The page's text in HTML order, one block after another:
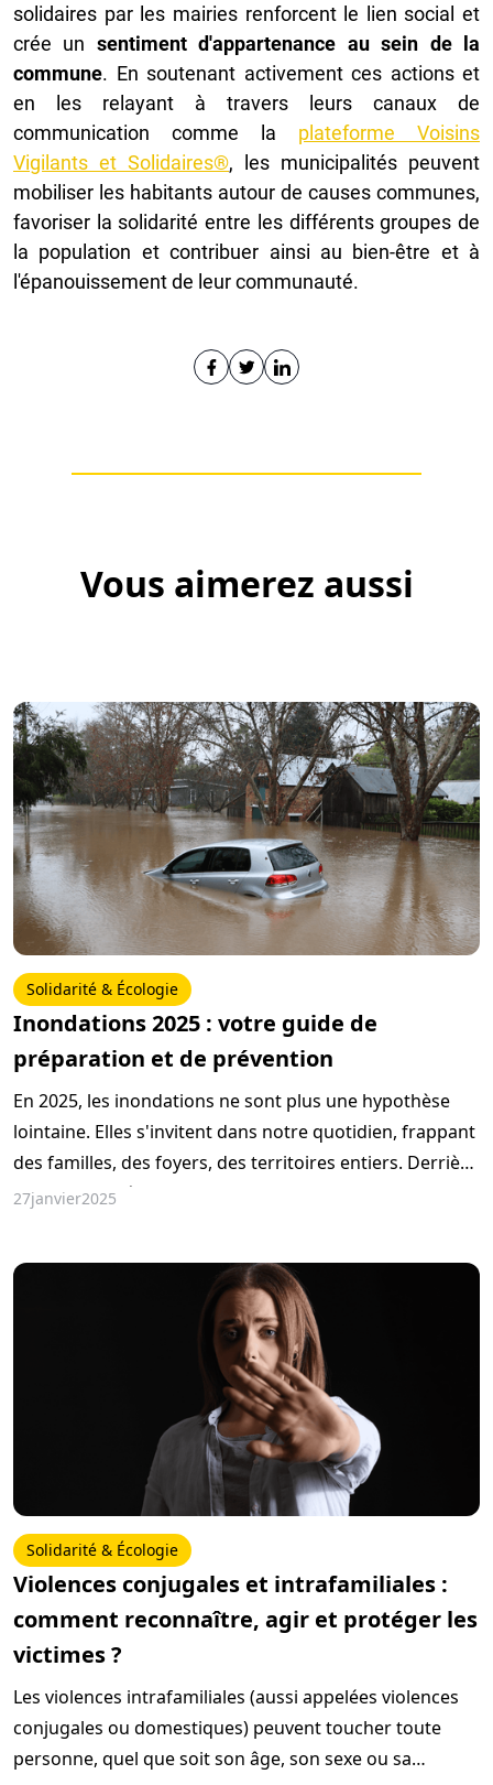
solidaires par les mairies renforcent le lien social et
crée un sentiment d'appartenance au sein de la
commune. En soutenant activement ces actions et
en les relayant à travers leurs canaux de
communication comme la plateforme Voisins
Vigilants et Solidaires®, les municipalités peuvent
mobiliser les habitants autour de causes communes,
favoriser la solidarité entre les différents groupes de
la population et contribuer ainsi au bien-être et à
l'épanouissement de leur communauté.
Vous aimerez aussi
Solidarité & Écologie
Inondations 2025 : votre guide de
préparation et de prévention
En 2025, les inondations ne sont plus une hypothèse
lointaine. Elles s'invitent dans notre quotidien, frappant
des familles, des foyers, des territoires entiers. Derrière
chaque montée des eaux, ce sont des vies
Ce guide a pour ambition de vous accompagner, de
vous préparer et de vous aider à surmonter ces
épreuves avec dignité et résilience.
27janvier2025
Solidarité & Écologie
Violences conjugales et intrafamiliales :
comment reconnaître, agir et protéger les
victimes ?
Les violences intrafamiliales (aussi appelées violences
conjugales ou domestiques) peuvent toucher toute
personne, quel que soit son âge, son sexe ou sa